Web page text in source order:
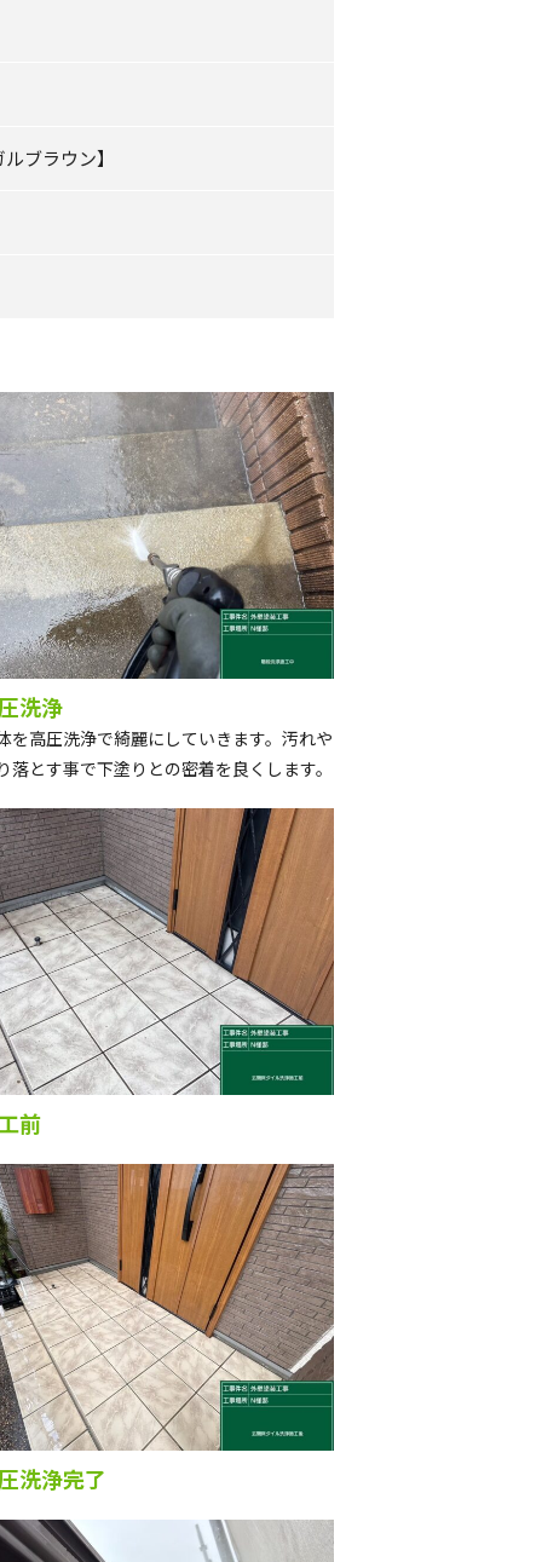
ブラウン】
洗浄
を高圧洗浄で綺麗にしていきます。汚れや
落とす事で下塗りとの密着を良くします。
前
洗浄完了